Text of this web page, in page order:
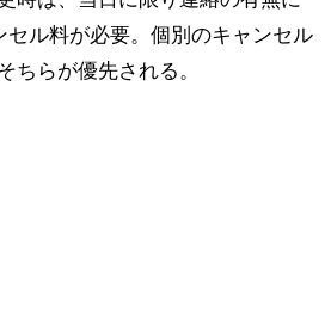
セル料が必要。個別のキャンセル
ちらが優先される。